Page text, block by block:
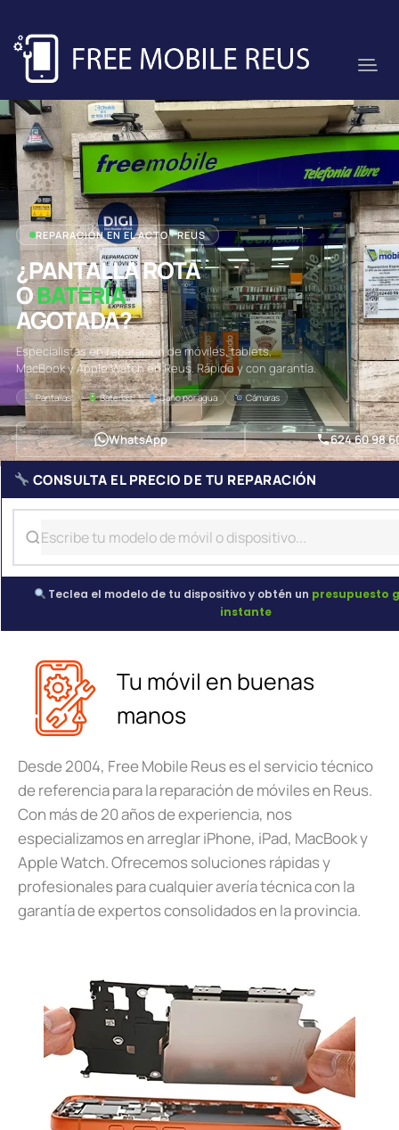
REPARACIÓN EN EL ACTO · REUS
¿PANTALLA ROTA
OBATERÍA
AGOTADA?
Especialistas en reparación de móviles, tablets,
MacBook y Apple Watch en Reus. Rápido y con garantía.
Pantallas Baterías Daño por agua Cámaras
WhatsApp 624 60 98
CONSULTA EL PRECIO DE TU REPARACIÓN
Teclea el modelo de tu dispositivo y obtén un presupuesto
instante
Tu móvil en buenas
manos
Desde 2004, Free Mobile Reus es el servicio técnico
de referencia para la reparación de móviles en Reus.
Con más de 20 años de experiencia, nos
especializamos en arreglar iPhone, iPad, MacBook y
Apple Watch. Ofrecemos soluciones rápidas y
profesionales para cualquier avería técnica con la
garantía de expertos consolidados en la provincia.